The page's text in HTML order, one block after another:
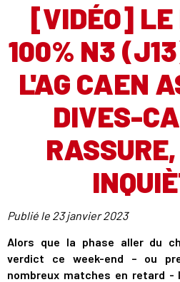
[VIDÉO] LE
100% N3
L'AG CAEN
DIVES-
Publié le 23 janvier 2023
Alors que la phase aller du
verdict ce week-end – ou
nombreux matches en retard -